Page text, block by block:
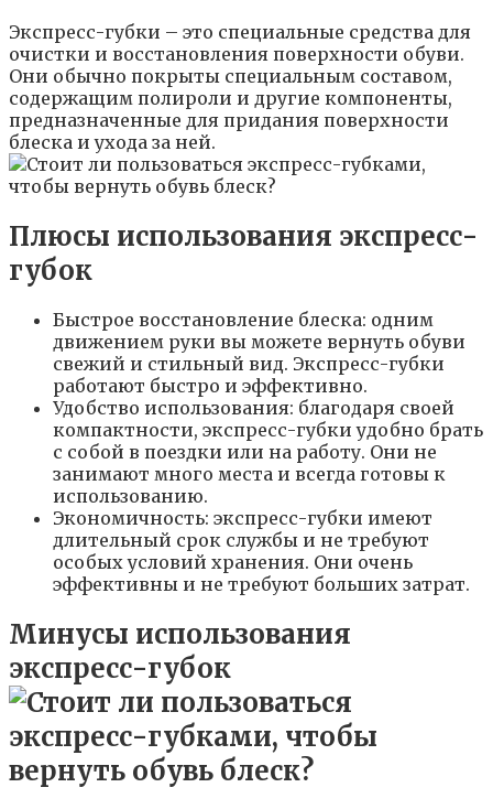
Экспресс-губки – это специальные средства для
очистки и восстановления поверхности обуви.
Они обычно покрыты специальным составом,
содержащим полироли и другие компоненты,
предназначенные для придания поверхности
блеска и ухода за ней.
Плюсы использования экспресс-
губок
Быстрое восстановление блеска: одним
движением руки вы можете вернуть обуви
свежий и стильный вид. Экспресс-губки
работают быстро и эффективно.
Удобство использования: благодаря своей
компактности, экспресс-губки удобно брать
с собой в поездки или на работу. Они не
занимают много места и всегда готовы к
использованию.
Экономичность: экспресс-губки имеют
длительный срок службы и не требуют
особых условий хранения. Они очень
эффективны и не требуют больших затрат.
Минусы использования
экспресс-губок